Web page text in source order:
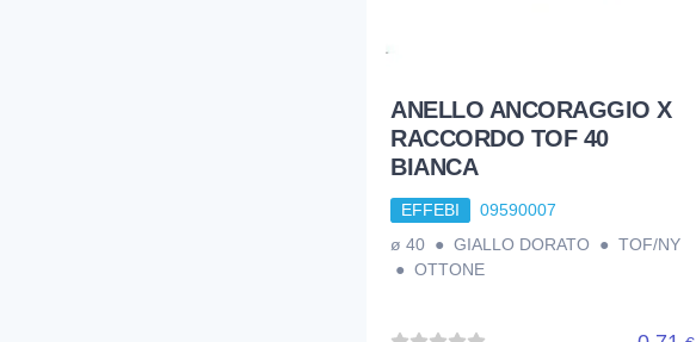
ANELLO ANCORAGGIO X
RACCORDO TOF 40
BIANCA
EFFEBI
09590007
ø 40 ● GIALLO DORATO ● TOF/NY
● OTTONE